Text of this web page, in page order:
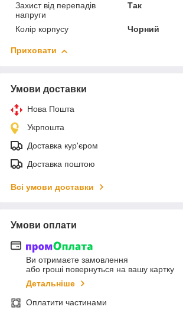
Захист від перепадів
напруги
Так
Колір корпусу Чорний
Приховати
Умови доставки
Нова Пошта
Укрпошта
Доставка кур'єром
Доставка поштою
Всі умови доставки
Умови оплати
Ви отримаєте замовлення
або гроші повернуться на вашу картку
Детальніше
Оплатити частинами